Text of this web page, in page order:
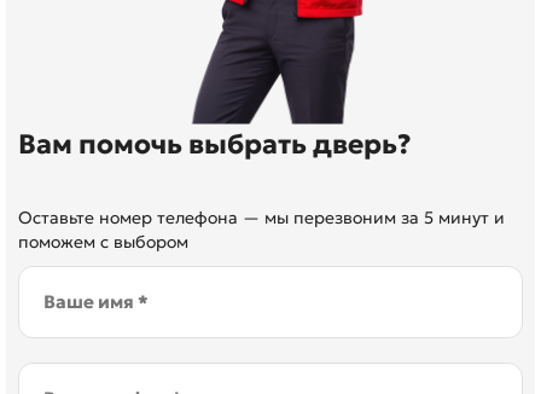
Вам помочь выбрать дверь?
Оставьте номер телефона — мы перезвоним за 5 минут и
поможем с выбором